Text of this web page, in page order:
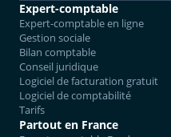
Expert-comptable
Expert-comptable en ligne
Gestion sociale
Bilan comptable
Conseil juridique
Logiciel de facturation gratuit
Logiciel de comptabilité
Tarifs
Partout en France